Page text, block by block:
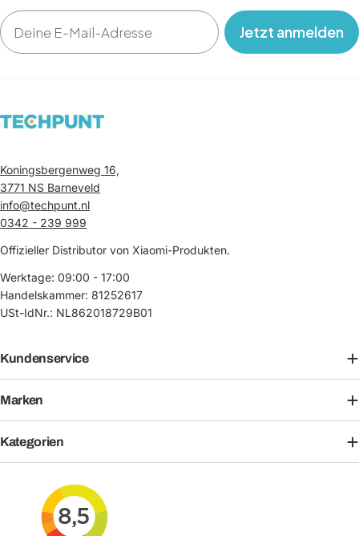
Email
‎ ‎ ‎ Jetzt anmelden‎ ‎ ‎ ‎
Koningsbergenweg 16,
3771 NS Barneveld
info@techpunt.nl
0342 - 239 999
Offizieller Distributor von Xiaomi-Produkten.
Werktage: 09:00 - 17:00
Handelskammer: 81252617
USt-IdNr.: NL862018729B01
Kundenservice
Marken
Kategorien